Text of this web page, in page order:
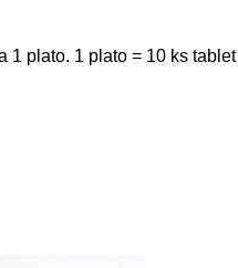
1 plato. 1 plato = 10 ks tablet